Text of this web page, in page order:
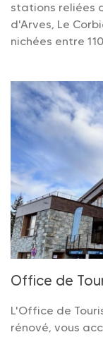
stations reliées
d'Arves, Le
nichées entre
Office de
L'Office de
rénové, vous